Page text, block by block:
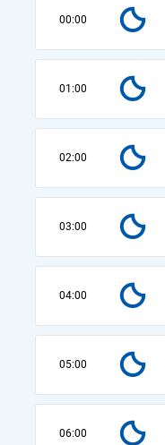
00:00
01:00
02:00
03:00
04:00
05:00
06:00